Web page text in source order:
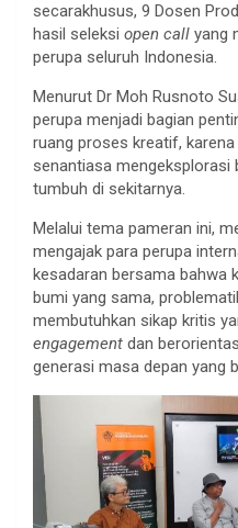
secarakhusus, 9 Dosen
hasil seleksi open call yang
perupa seluruh Indonesia.
Menurut Dr Moh Rusnoto
perupa menjadi bagian
ruang proses kreatif,
senantiasa mengeksplorasi
tumbuh di sekitarnya.
Melalui tema pameran ini,
mengajak para perupa
kesadaran bersama bahwa
bumi yang sama,
membutuhkan sikap kritis
engagement dan
generasi masa depan yang